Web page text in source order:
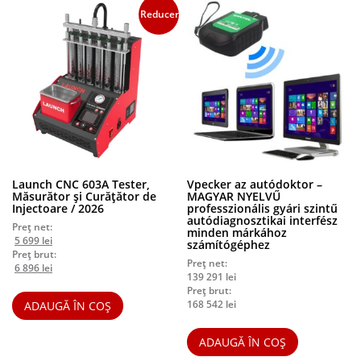
Reduceri!
Launch CNC 603A Tester,
Măsurător și Curățător de
Injectoare / 2026
Preț net:
Prețul
inițial
a
5
999 lei.
5 699 leiPrețul
curent
este:
699 lei.
Preț brut:
Prețul
a
fost:
7
6 896 leiPrețul
este:
6
896 lei.
ADAUGĂ ÎN COȘ
Vpecker az autódoktor –
MAGYAR NYELVŰ
professzionális gyári szintű
autódiagnosztikai interfész
minden márkához
számítógéphez
Preț net:
139 291 lei
Preț brut:
168 542 lei
ADAUGĂ ÎN COȘ